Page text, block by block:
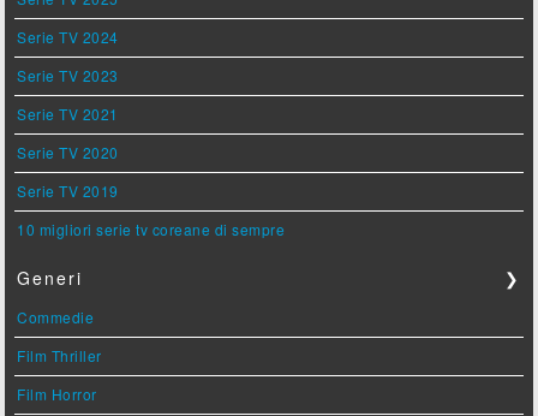
Serie TV 2024
Serie TV 2023
Serie TV 2021
Serie TV 2020
Serie TV 2019
10 migliori serie tv coreane di sempre
Generi ❯
Commedie
Film Thriller
Film Horror